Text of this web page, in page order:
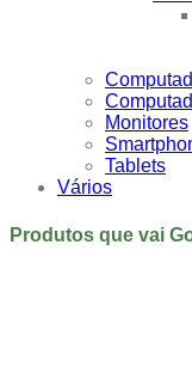
Monitores
Tablets
Vários
Produtos que vai